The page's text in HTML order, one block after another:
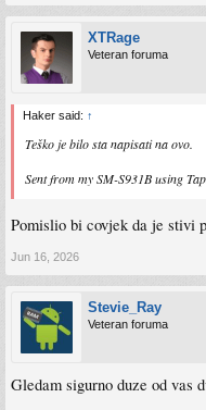
XTRage
Veteran foruma
Haker said: ↑
Teško je bilo sta napisati na ovo.
Sent from my SM-S931B using
Pomislio bi covjek da je stivi
Jun 16, 2026
Stevie_Ray
Veteran foruma
Gledam sigurno duze od vas